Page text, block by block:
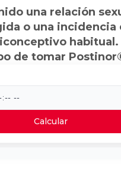
una relación
o una incidencia
habitual.
de tomar
Calcular